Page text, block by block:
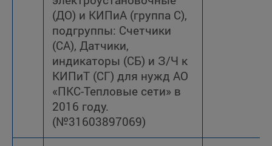
(ДО) и КИПиА (группа С),
подгруппы: Счетчики
(СА), Датчики,
индикаторы (СБ) и З/Ч к
КИПиТ (СГ) для нужд АО
«ПКС-Тепловые сети» в
2016 году.
(№31603897069)